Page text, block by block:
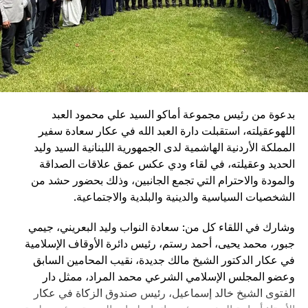
الحوار الوطني على أي اعتبارات فئوية، وأن نحوّل خلافاتنا
السياسية إلى تنافس وطني شريف، بدل أن تكون هذه
الخلافات طعنة في ظهر الوطن. الوحدة الداخلية ليست شعارا
عاطفيا، بل هي السلاح الوحيد الذي لا يستطيع الاحتلال الانتصار
عليه”.
RELATED TOPICS:
UP
جميع الحاضرين فرداً فرداً.
وتخللت الأمسية فقرات فنية وشعرية قدّمها الشاعر مازن غنام،
وسط أجواء مميزة عكست روح التضامن والتكافل، وأكدت أهمية
دعم المؤسسات الإنسانية التي تؤدي رسالة وطنية نبيلة وفي
مقدمتها الصليب الأحمر اللبناني.
بدعوة من رئيس مجموعة أماكو السيد علي محمود العبد
اللهوعقيلته، استقبلت دارة العبد الله في عكار سعادة سفير
المملكة الأردنية الهاشمية لدى الجمهورية اللبنانية السيد وليد
الحديد وعقيلته، في لقاء ودي عكس عمق علاقات الصداقة
والمودة والاحترام التي تجمع الجانبين، وذلك بحضور حشد من
الشخصيات السياسية والدينية والبلدية والاجتماعية.
وشارك في اللقاء كل من: سعادة النواب وليد البعريني، جيمي
جبور، محمد يحيى، أحمد رستم، رئيس دائرة الأوقاف الإسلامية
في عكار الدكتور الشيخ مالك جديدة، نقيب المحامين السابق
وعضو المجلس الإسلامي الشرعي محمد المراد، ممثل دار
الفتوى الشيخ خالد إسماعيل، رئيس صندوق الزكاة في عكار